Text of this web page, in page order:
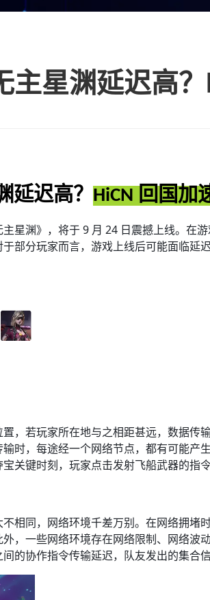
延迟高？ HiCN 回国加
星渊》，将于 9 月 24 日震撼上线。在
部分玩家而言，游戏上线后可能面临延
，若玩家所在地与之相距甚远，数据
时，每途经一个网络节点，都有可能产
关键时刻，玩家点击发射飞船武器的指
相同，网络环境千差万别。在网络拥堵
，一些网络环境存在网络限制、网络波
的协作指令传输延迟，队友发出的集合